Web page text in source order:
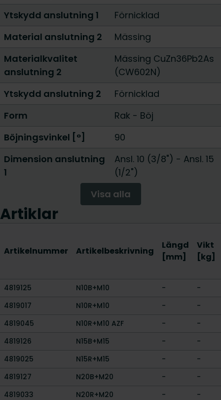
Ytskydd anslutning 1
Förnicklad
Material anslutning 2
Mässing
Materialkvalitet
anslutning 2
Mässing CuZn36Pb2As
(CW602N)
Ytskydd anslutning 2
Förnicklad
Form
Rak - Böj
Böjningsvinkel [°]
90
Dimension anslutning
1
Ansl. 10 (3/8") - Ansl. 15
(1/2")
Visa alla
Artiklar
Artikelnummer Artikelbeskrivning
Längd
[mm]
Vikt
[kg]
4819125 N10B+M10 -
-
4819017
N10R+M10 -
-
4819045
N10R+M10 AZF -
-
4819126
N15B+M15 -
-
4819025
N15R+M15 -
-
4819127
N20B+M20 -
-
4819033
N20R+M20 -
-